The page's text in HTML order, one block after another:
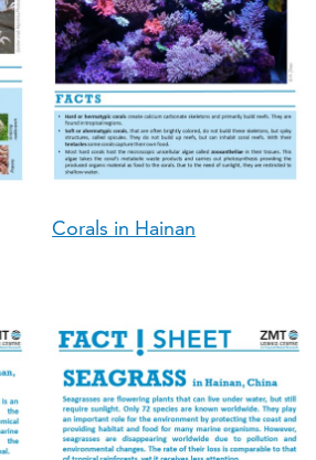
Corals in Hainan